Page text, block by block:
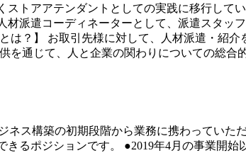
トアアテンダントとしての実践に移行して
派遣コーディネーターとして、派遣スタ
？】 お取引先様に対して、人材派遣・紹
通じて、人と企業の関わりについての総合
ネス構築の初期段階から業務に携わってい
るポジションです。 ●2019年4月の事業開